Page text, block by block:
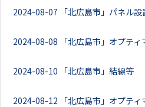
2024-08-07 「北広島市」パネル
2024-08-08 「北広島市」オプテ
2024-08-10 「北広島市」結線等
2024-08-12 「北広島市」オプテ